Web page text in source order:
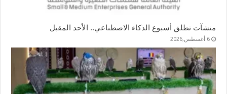
منشآت تطلق أسبوع الذكاء الاصطناعي.. الأحد المقبل
6 أغسطس,2026